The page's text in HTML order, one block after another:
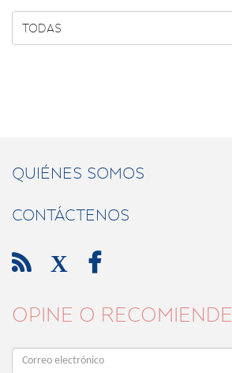
TODAS
QUIÉNES SOMOS
CONTÁCTENOS
 X 
OPINE O RECOMIENDE